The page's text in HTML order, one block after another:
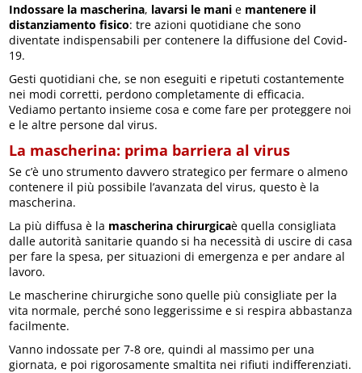
Indossare la mascherina, lavarsi le mani e mantenere il
distanziamento fisico: tre azioni quotidiane che sono
diventate indispensabili per contenere la diffusione del Covid-
19.
Gesti quotidiani che, se non eseguiti e ripetuti costantemente
nei modi corretti, perdono completamente di efficacia.
Vediamo pertanto insieme cosa e come fare per proteggere noi
e le altre persone dal virus.
La mascherina: prima barriera al virus
Se c’è uno strumento davvero strategico per fermare o almeno
contenere il più possibile l’avanzata del virus, questo è la
mascherina.
La più diffusa è la mascherina chirurgicaè quella consigliata
dalle autorità sanitarie quando si ha necessità di uscire di casa
per fare la spesa, per situazioni di emergenza e per andare al
lavoro.
Le mascherine chirurgiche sono quelle più consigliate per la
vita normale, perché sono leggerissime e si respira abbastanza
facilmente.
Vanno indossate per 7-8 ore, quindi al massimo per una
giornata, e poi rigorosamente smaltita nei rifiuti indifferenziati.